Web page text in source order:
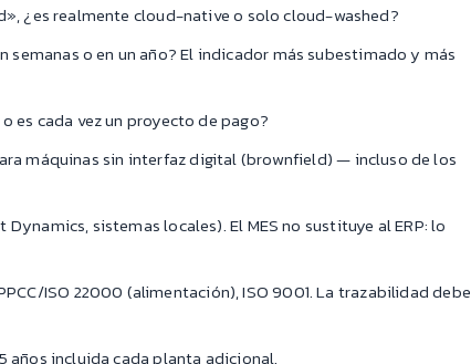
¿es realmente cloud-native o solo cloud-washed?
o en un año? El indicador más subestimado y más
es cada vez un proyecto de pago?
máquinas sin interfaz digital (brownfield) — incluso de los
sistemas locales). El MES no sustituye al ERP: lo
ISO 22000 (alimentación), ISO 9001. La trazabilidad debe
años incluida cada planta adicional.